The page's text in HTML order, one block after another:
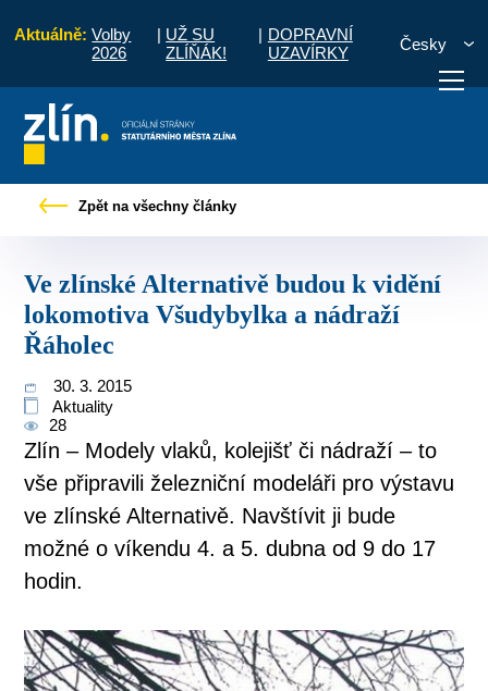
Aktuálně: Volby
2026
| UŽ SU
ZLÍŇÁK!
| DOPRAVNÍ
UZAVÍRKY
Česky
vyřídit Potřebuji zaplatit
Zpět na všechny články
Ve zlínské Alternativě budou k vidění
lokomotiva Všudybylka a nádraží
Řáholec
30. 3. 2015
Aktuality
28
Zlín – Modely vlaků, kolejišť či nádraží – to
vše připravili železniční modeláři pro výstavu
ve zlínské Alternativě. Navštívit ji bude
možné o víkendu 4. a 5. dubna od 9 do 17
hodin.